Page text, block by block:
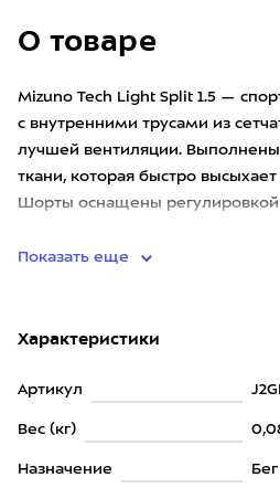
О товаре
Mizuno Tech Light Split 1.5 —
с внутренними трусами из
лучшей вентиляции.
ткани, которая быстро
Шорты оснащены регулировкой
Показать еще
Характеристики
Артикул
Вес (кг)
Назначение Бег